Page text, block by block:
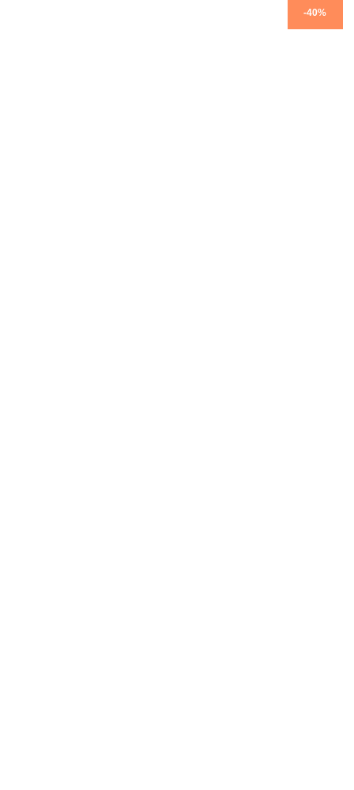
-48%
-26%
-40%